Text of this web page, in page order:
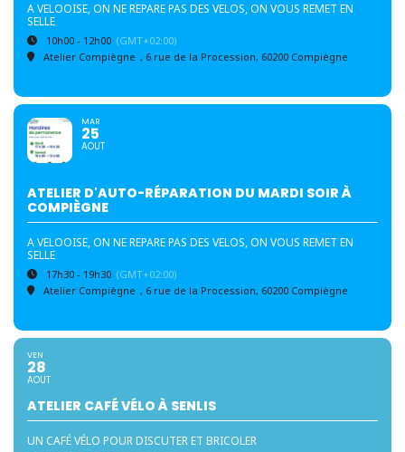
A VELOOISE, ON NE REPARE PAS DES VELOS, ON VOUS REMET EN
SELLE
10h00 - 12h00 (GMT+02:00)
Atelier Compiègne , 6 rue de la Procession, 60200 Compiègne
MAR
25
AOUT
ATELIER D'AUTO-RÉPARATION DU MARDI SOIR À
COMPIÈGNE
A VELOOISE, ON NE REPARE PAS DES VELOS, ON VOUS REMET EN
SELLE
17h30 - 19h30 (GMT+02:00)
Atelier Compiègne , 6 rue de la Procession, 60200 Compiègne
VEN
28
AOUT
ATELIER CAFÉ VÉLO À SENLIS
UN CAFÉ VÉLO POUR DISCUTER ET BRICOLER